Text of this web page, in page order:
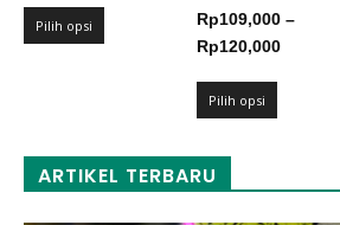
Pilih opsi Rp109,000 –
Rp120,000Rentang
Pilih opsi
ARTIKEL TERBARU